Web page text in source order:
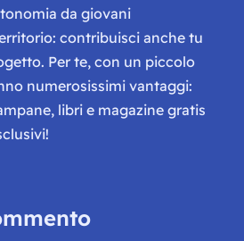
da giovani
contribuisci anche tu
Per te, con un piccolo
numerosissimi vantaggi:
libri e magazine gratis